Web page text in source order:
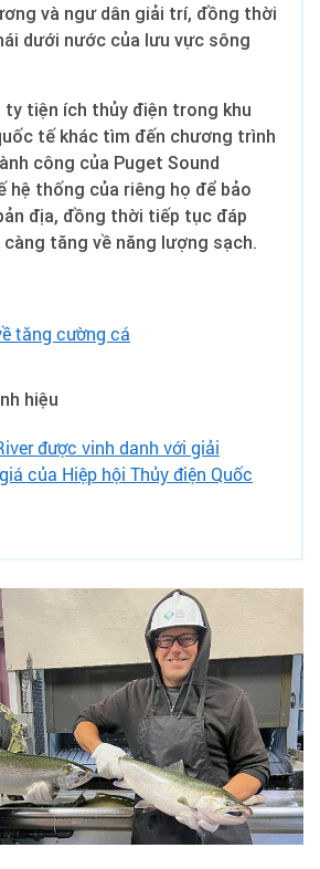
và ngư dân giải trí, đồng thời
dưới nước của lưu vực sông
ty tiện ích thủy điện trong khu
tế khác tìm đến chương trình
công của Puget Sound
hệ thống của riêng họ để bảo
địa, đồng thời tiếp tục đáp
tăng về năng lượng sạch.
tăng cường cá
hiệu
được vinh danh với giải
của Hiệp hội Thủy điện Quốc